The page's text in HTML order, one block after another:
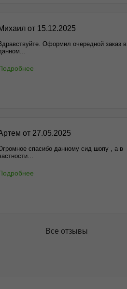
от 15.12.2025
Оформил очередной заказ в
от 27.05.2025
спасибо данному сид шопу , а в
Все отзывы